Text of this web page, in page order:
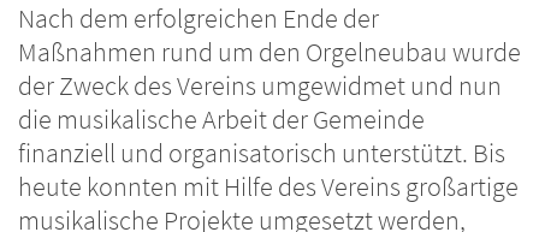
Nach dem erfolgreichen Ende der
Maßnahmen rund um den Orgelneubau wurde
der Zweck des Vereins umgewidmet und nun
die musikalische Arbeit der Gemeinde
finanziell und organisatorisch unterstützt. Bis
heute konnten mit Hilfe des Vereins großartige
musikalische Projekte umgesetzt werden,